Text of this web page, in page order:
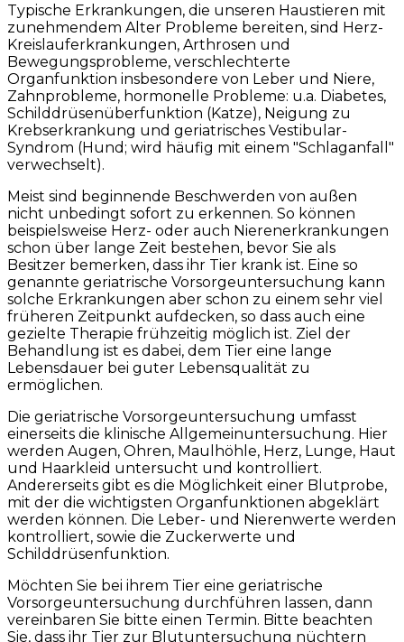
Typische Erkrankungen, die unseren Haustieren mit
zunehmendem Alter Probleme bereiten, sind Herz-
Kreislauferkrankungen, Arthrosen und
Bewegungsprobleme, verschlechterte
Organfunktion insbesondere von Leber und Niere,
Zahnprobleme, hormonelle Probleme: u.a. Diabetes,
Schilddrüsenüberfunktion (Katze), Neigung zu
Krebserkrankung und geriatrisches Vestibular-
Syndrom (Hund; wird häufig mit einem "Schlaganfall"
verwechselt).
Meist sind beginnende Beschwerden von außen
nicht unbedingt sofort zu erkennen. So können
beispielsweise Herz- oder auch Nierenerkrankungen
schon über lange Zeit bestehen, bevor Sie als
Besitzer bemerken, dass ihr Tier krank ist. Eine so
genannte geriatrische Vorsorgeuntersuchung kann
solche Erkrankungen aber schon zu einem sehr viel
früheren Zeitpunkt aufdecken, so dass auch eine
gezielte Therapie frühzeitig möglich ist. Ziel der
Behandlung ist es dabei, dem Tier eine lange
Lebensdauer bei guter Lebensqualität zu
ermöglichen.
Die geriatrische Vorsorgeuntersuchung umfasst
einerseits die klinische Allgemeinuntersuchung. Hier
werden Augen, Ohren, Maulhöhle, Herz, Lunge, Haut
und Haarkleid untersucht und kontrolliert.
Andererseits gibt es die Möglichkeit einer Blutprobe,
mit der die wichtigsten Organfunktionen abgeklärt
werden können. Die Leber- und Nierenwerte werden
kontrolliert, sowie die Zuckerwerte und
Schilddrüsenfunktion.
Möchten Sie bei ihrem Tier eine geriatrische
Vorsorgeuntersuchung durchführen lassen, dann
vereinbaren Sie bitte einen Termin. Bitte beachten
Sie, dass ihr Tier zur Blutuntersuchung nüchtern